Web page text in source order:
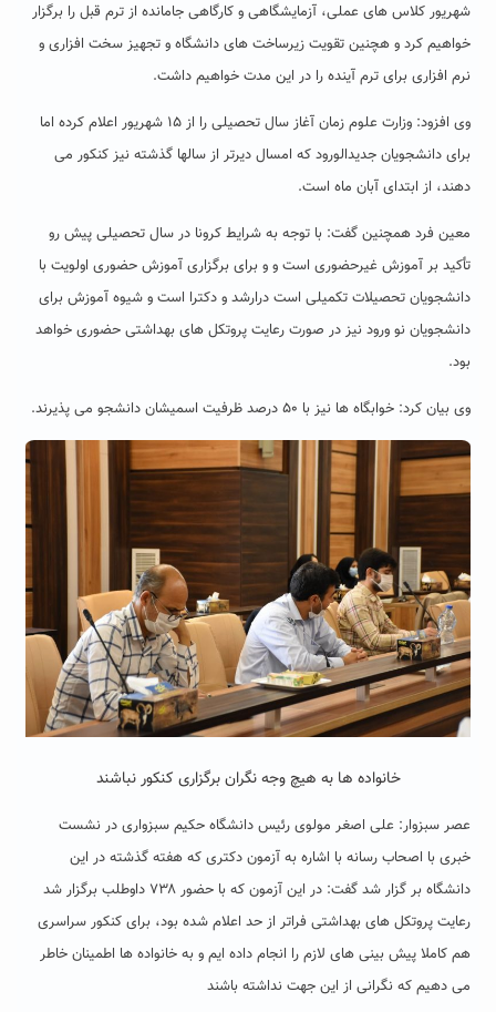
شهریور کلاس های عملی، آزمایشگاهی و کارگاهی جامانده از ترم قبل را برگزار
خواهیم کرد و هچنین تقویت زیرساخت های دانشگاه و تجهیز سخت افزاری و
نرم افزاری برای ترم آینده را در این مدت خواهیم داشت.
وی افزود: وزارت علوم زمان آغاز سال تحصیلی را از ۱۵ شهریور اعلام کرده اما
برای دانشجویان جدیدالورود که امسال دیرتر از سالها گذشته نیز کنکور می
دهند، از ابتدای آبان ماه است.
معین فرد همچنین گفت: با توجه به شرایط کرونا در سال تحصیلی پیش رو
تأکید بر آموزش غیرحضوری است و و برای برگزاری آموزش حضوری اولویت با
دانشجویان تحصیلات تکمیلی است درارشد و دکترا است و شیوه آموزش برای
دانشجویان نو ورود نیز در صورت رعایت پروتکل های بهداشتی حضوری خواهد
بود.
وی بیان کرد: خوابگاه ها نیز با ۵۰ درصد ظرفیت اسمیشان دانشجو می پذیرند.
خانواده ها به هیچ وجه نگران برگزاری کنکور نباشند
عصر سبزوار: علی اصغر مولوی رئیس دانشگاه حکیم سبزواری در نشست
خبری با اصحاب رسانه با اشاره به آزمون دکتری که هفته گذشته در این
دانشگاه بر گزار شد گفت: در این آزمون که با حضور ۷۳۸ داوطلب برگزار شد
رعایت پروتکل های بهداشتی فراتر از حد اعلام شده بود، برای کنکور سراسری
هم کاملا پیش بینی های لازم را انجام داده ایم و به خانواده ها اطمینان خاطر
می دهیم که نگرانی از این جهت نداشته باشند